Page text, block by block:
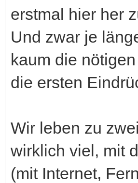
erstmal hier her
Und zwar je
kaum die
die ersten
Wir leben zu
wirklich viel, mit
(mit Internet,